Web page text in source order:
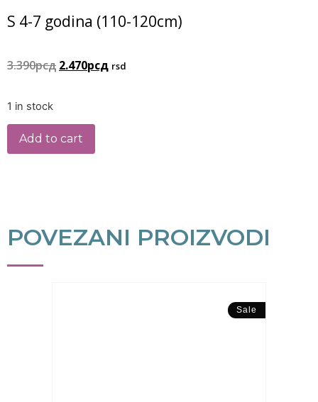
S 4-7 godina (110-120cm)
3.390рсд 2.470рсд rsd
1 in stock
Add to cart
POVEZANI PROIZVODI
Sale